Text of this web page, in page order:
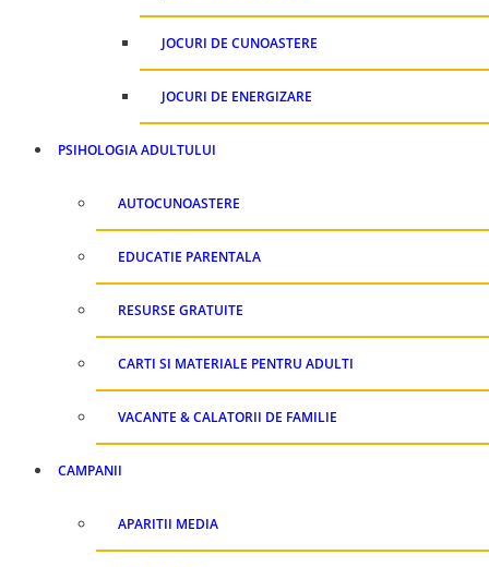
JOCURI DE CUNOASTERE
JOCURI DE ENERGIZARE
PSIHOLOGIA ADULTULUI
AUTOCUNOASTERE
EDUCATIE PARENTALA
RESURSE GRATUITE
CARTI SI MATERIALE PENTRU ADULTI
VACANTE & CALATORII DE FAMILIE
CAMPANII
APARITII MEDIA